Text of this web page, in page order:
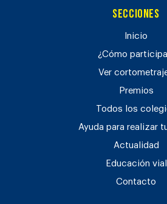
Secciones
Inicio
¿Cómo
Ver
Premios
Todos los
Ayuda para realizar
Actualidad
Educación vial
Contacto